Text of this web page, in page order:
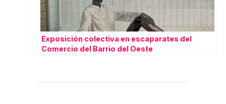
Exposición colectiva en escaparates del
Comercio del Barrio del Oeste